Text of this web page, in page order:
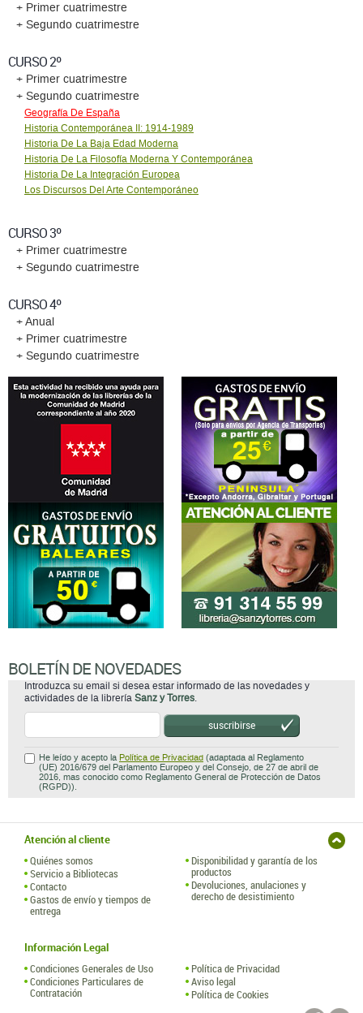
+ Primer cuatrimestre
+ Segundo cuatrimestre
CURSO 2º
+ Primer cuatrimestre
+ Segundo cuatrimestre
Geografía De España
Historia Contemporánea II: 1914-1989
Historia De La Baja Edad Moderna
Historia De La Filosofía Moderna Y Contemporánea
Historia De La Integración Europea
Los Discursos Del Arte Contemporáneo
CURSO 3º
+ Primer cuatrimestre
+ Segundo cuatrimestre
CURSO 4º
+ Anual
+ Primer cuatrimestre
+ Segundo cuatrimestre
BOLETÍN DE NOVEDADES
Introduzca su email si desea estar informado de las novedades y
actividades de la librería Sanz y Torres
suscribirse
He leído y acepto la Política de Privacidad (adaptada al Reglamento
(UE) 2016/679 del Parlamento Europeo y del Consejo, de 27 de abril de
2016, mas conocido como Reglamento General de Protección de Datos
(RGPD)).
Atención al cliente
Quiénes somos
Servicio a Bibliotecas
Contacto
Gastos de envío y tiempos de
entrega
Disponibilidad y garantía de los
productos
Devoluciones, anulaciones y
derecho de desistimiento
Información Legal
Condiciones Generales de Uso
Condiciones Particulares de
Contratación
Política de Privacidad
Aviso legal
Política de Cookies